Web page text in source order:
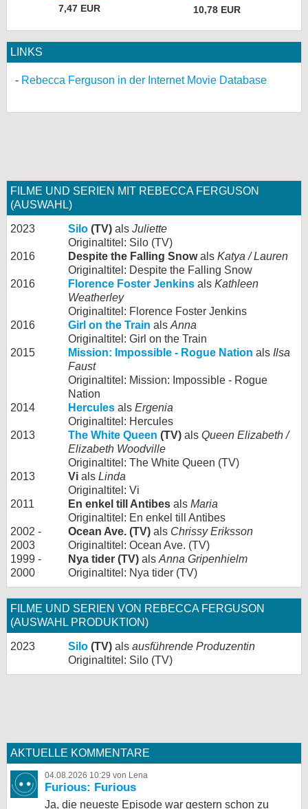
7,47 EUR 10,78 EUR
LINKS
Rebecca Ferguson in der Internet Movie Database
FILME UND SERIEN MIT REBECCA FERGUSON
(AUSWAHL)
2023 Silo (TV) als Juliette
Originaltitel: Silo (TV)
2016
Despite the Falling Snowals Katya / Lauren
Originaltitel: Despite the Falling Snow
2016
Florence Foster Jenkins als Kathleen
Weatherley
Originaltitel: Florence Foster Jenkins
2016
Girl on the Train als Anna
Originaltitel: Girl on the Train
2015
Mission: Impossible - Rogue Nation als Ilsa
Faust
Originaltitel: Mission: Impossible - Rogue
Nation
2014
Hercules als Ergenia
Originaltitel: Hercules
2013
The White Queen (TV) als Queen Elizabeth /
Elizabeth Woodville
Originaltitel: The White Queen (TV)
2013
Vi als Linda
Originaltitel: Vi
2011
En enkel till Antibes als Maria
Originaltitel: En enkel till Antibes
2002 -
2003
Ocean Ave. (TV) als Chrissy Eriksson
Originaltitel: Ocean Ave. (TV)
1999 -
2000
Nya tider (TV) als Anna Gripenhielm
Originaltitel: Nya tider (TV)
FILME UND SERIEN VON REBECCA FERGUSON
(AUSWAHL PRODUKTION)
2023 Silo (TV) als ausführende Produzentin
Originaltitel: Silo (TV)
AKTUELLE KOMMENTARE
04.08.2026 10:29 von Lena
Furious: Furious
Ja, die neueste Episode war gestern schon zu